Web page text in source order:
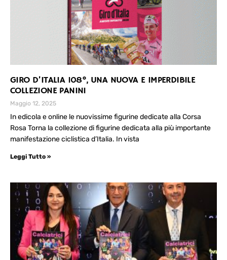
GIRO D’ITALIA 108°, UNA NUOVA E IMPERDIBILE
COLLEZIONE PANINI
Maggio 12, 2025
In edicola e online le nuovissime figurine dedicate alla Corsa
Rosa Torna la collezione di figurine dedicata alla più importante
manifestazione ciclistica d’Italia. In vista
Leggi Tutto »